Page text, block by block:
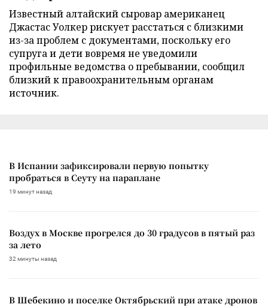
Известный алтайский сыровар американец
Джастас Уолкер рискует расстаться с близкими
из-за проблем с документами, поскольку его
супруга и дети вовремя не уведомили
профильные ведомства о пребывании, сообщил
близкий к правоохранительным органам
источник.
В Испании зафиксировали первую попытку
пробраться в Сеуту на параплане
19 минут назад
Воздух в Москве прогрелся до 30 градусов в пятый раз
за лето
32 минуты назад
В Шебекино и поселке Октябрьский при атаке дронов